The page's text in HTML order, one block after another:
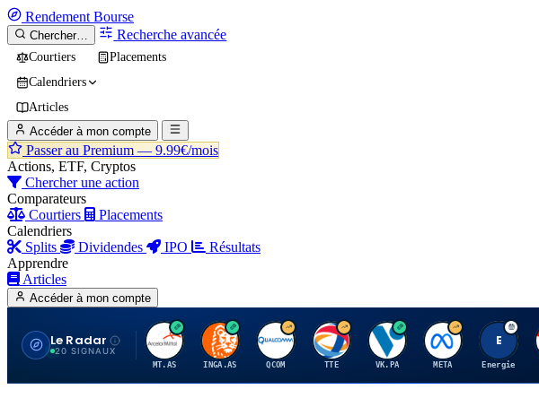
Rendement Bourse
Chercher… Recherche avancée
Courtiers
Placements
Calendriers
Articles
Accéder à mon compte
Passer au Premium — 9.99€/mois
Actions, ETF, Cryptos
Chercher une action
Comparateurs
Courtiers
Placements
Calendriers
Splits
Dividendes IPO
Résultats
Apprendre
Articles
Accéder à mon compte
Le Radar
20 SIGNAUX
A
MT.AS
I
INGA.AS
Q
QCOM
T
TTE
V
VK.PA
M
META
E
Energie